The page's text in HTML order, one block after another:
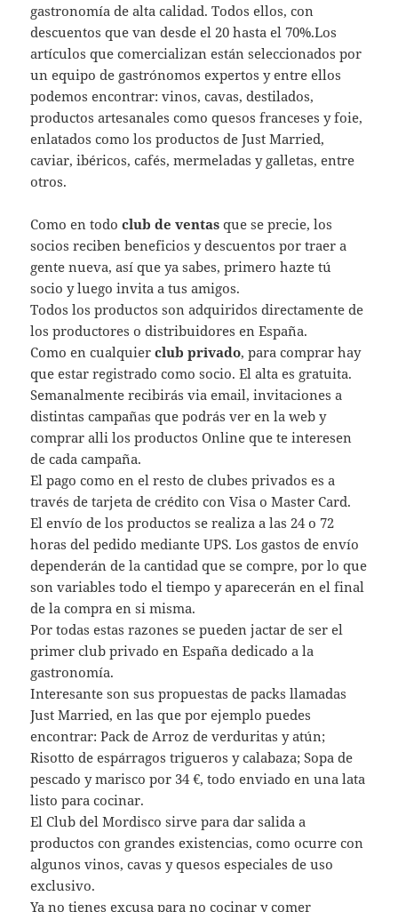
gastronomía de alta calidad. Todos ellos, con
descuentos que van desde el 20 hasta el 70%.Los
artículos que comercializan están seleccionados por
un equipo de gastrónomos expertos y entre ellos
podemos encontrar: vinos, cavas, destilados,
productos artesanales como quesos franceses y foie,
enlatados como los productos de Just Married,
caviar, ibéricos, cafés, mermeladas y galletas, entre
otros.
Como en todoclub de ventas que se precie, los
socios reciben beneficios y descuentos por traer a
gente nueva, así que ya sabes, primero hazte tú
socio y luego invita a tus amigos.
Todos los productos son adquiridos directamente de
los productores o distribuidores en España.
Como en cualquierclub privado, para comprar hay
que estar registrado como socio. El alta es gratuita.
Semanalmente recibirás via email, invitaciones a
distintas campañas que podrás ver en la web y
comprar alli los productos Online que te interesen
de cada campaña.
El pago como en el resto de clubes privados es a
través de tarjeta de crédito con Visa o Master Card.
El envío de los productos se realiza a las 24 o 72
horas del pedido mediante UPS. Los gastos de envío
dependerán de la cantidad que se compre, por lo que
son variables todo el tiempo y aparecerán en el final
de la compra en si misma.
Por todas estas razones se pueden jactar de ser el
primer club privado en España dedicado a la
gastronomía.
Interesante son sus propuestas de packs llamadas
Just Married, en las que por ejemplo puedes
encontrar: Pack de Arroz de verduritas y atún;
Risotto de espárragos trigueros y calabaza; Sopa de
pescado y marisco por 34 €, todo enviado en una lata
listo para cocinar.
El Club del Mordisco sirve para dar salida a
productos con grandes existencias, como ocurre con
algunos vinos, cavas y quesos especiales de uso
exclusivo.
Ya no tienes excusa para no cocinar y comer